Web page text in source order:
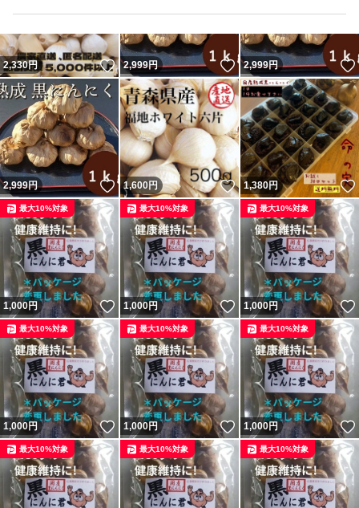
・発送中、到着後に黒にんにくが持つ水分が
出ている可能性があります。
品質にはまったく影響ありませんが
神経質な方はご購入をおやめください！
宜しくお願い致します(^_^)
2,330円 いいね！
2,999円 いいね！
2,999円
2,999円 いいね！
1,600円 いいね！
1,380円
1,000円 いいね！
最大10%対象
1,000円 いいね！
最大10%対象
1,000円
最大10%対象
1,000円 いいね！
最大10%対象
1,000円 いいね！
最大10%対象
1,000円
最大10%対象
最大10%対象 最大10%対象 最大10%対象